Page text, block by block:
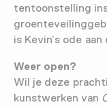
tentoonstelling
is Kevin’s ode
Weer open?
Wil je deze
kunstwerken van